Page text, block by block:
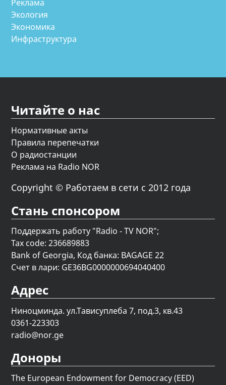
Реклама
Экология
Экономика
Инфраструктура
Читайте о нас
Нормативные акты
Правила перепечатки
О радиостанции
Реклама на Radio NOR
Copyright © Работаем в сети с 2012 года
Стань спонсором
Поддержать работу "Radio - TV NOR";
Tax code: 236689883
Bank of Georgia, Код банка: BAGAGE 22
Счет в лари: GE36BG0000000694040400
Адрес
Ниноцминда. ул.Тависуплеба 7, под.3, кв.43
0361-223303
radio@nor.ge
Доноры
The European Endowment for Democracy (EED)